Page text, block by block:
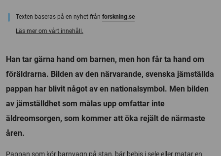
Texten baseras på en nyhet från forskning.se
Läs mer om vårt innehåll.
Han tar gärna hand om barnen, men hon får ta hand om
föräldrarna. Bilden av den närvarande, svenska jämställda
pappan har blivit något av en nationalsymbol. Men bilden
av jämställdhet som målas upp omfattar inte
äldreomsorgen, som kommer att öka rejält de närmaste
åren.
Pappan som kör barnvagn på stan, bär bebis i sele eller matar en